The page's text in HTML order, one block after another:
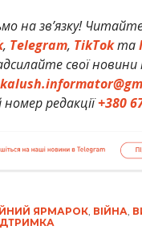
на зв’язку!
, Telegram, TikTokта
свої новини
редакції+380
ЯРМАРОК, ВІЙНА,